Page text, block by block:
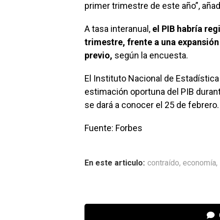
primer trimestre de este año”,
A tasa interanual, el PIB habría
trimestre, frente a una
previo, según la encuesta.
El Instituto Nacional de
estimación oportuna del PIB
se dará a conocer el 25 de
Fuente: Forbes
En este articulo: contraído, economía,